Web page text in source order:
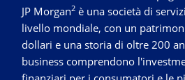
JP Morgan2 è una società di
livello mondiale, con un
dollari e una storia di oltre 200
business comprendono